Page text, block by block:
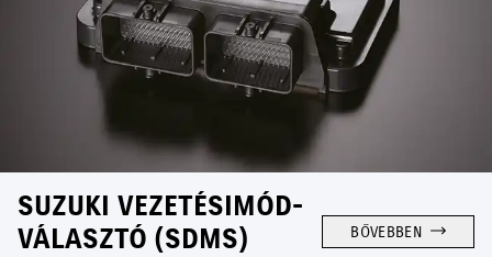
SUZUKI VEZETÉSIMÓD-
VÁLASZTÓ (SDMS)
BŐVEBBEN